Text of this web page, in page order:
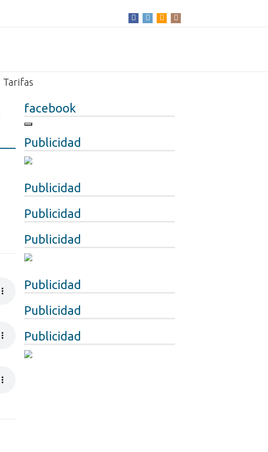
Tarifas
facebook
Publicidad
Publicidad
Publicidad
Publicidad
Publicidad
Publicidad
Publicidad